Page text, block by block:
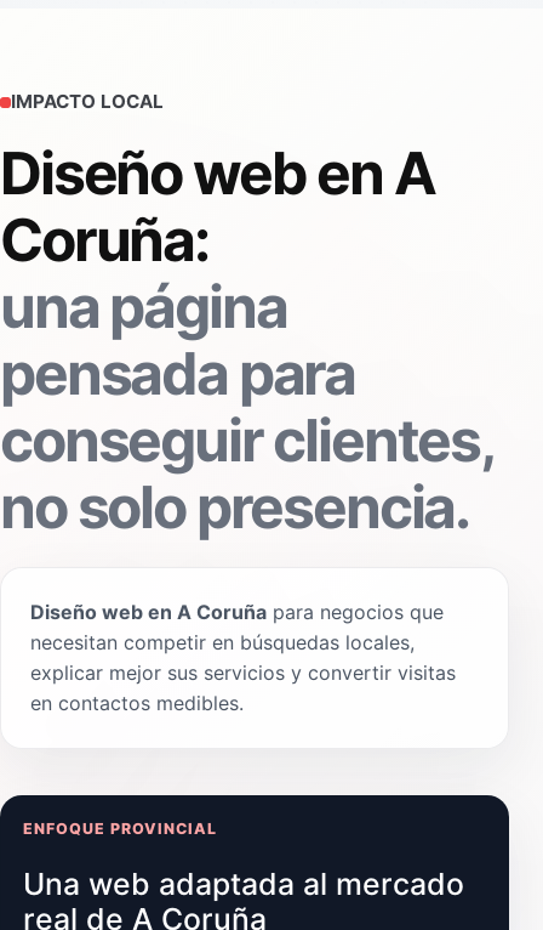
IMPACTO LOCAL
Diseño web en A
Coruña:
una página
pensada para
conseguir clientes,
no solo presencia.
Diseño web en A Coruña para negocios que
necesitan competir en búsquedas locales,
explicar mejor sus servicios y convertir visitas
en contactos medibles.
ENFOQUE PROVINCIAL
Una web adaptada al mercado
real de A Coruña